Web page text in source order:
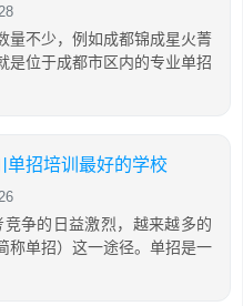
量不少，例如成都锦成星火菁
是位于成都市区内的专业单招
单招培训最好的学校
争的日益激烈，越来越多的
称单招）这一途径。单招是一